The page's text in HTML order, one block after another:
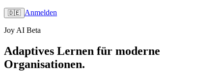
🇩🇪 Anmelden
Joy AI Beta
Adaptives Lernen für moderne
Organisationen.